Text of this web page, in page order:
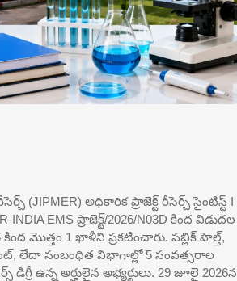
(JIPMER) అధికారిక ప్రాజెక్ట్ రీసెర్చ్ సైంటిస్ట్ I
EMS ప్రాజెక్ట్/2026/N03D కింద విడుదల
మొత్తం 1 ఖాళీని ప్రకటించారు. పబ్లిక్ హెల్త్,
లేదా సంబంధిత విభాగాల్లో 5 సంవత్సరాల
ఉన్న అర్హులైన అభ్యర్థులు. 29 జూలై 2026న